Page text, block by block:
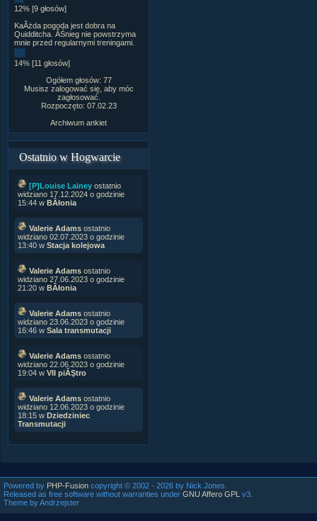
12% [9 głosów]
KaÂżda pogoda jest dobra na
Quidditcha. ÂŚnieg nie powstrzyma
mnie przed regularnymi treningami.
14% [11 głosów]
Ogółem głosów: 77
Musisz zalogować się, aby móc
zagłosować.
Rozpoczęto: 07.02.23
Archiwum ankiet
Ostatnio w Hogwarcie
[P]Louise Lainey ostatnio
widziano 17.12.2024 o godzinie
15:44 w BÂłonia
Valerie Adams ostatnio
widziano 02.07.2023 o godzinie
13:40 w Stacja kolejowa
Valerie Adams ostatnio
widziano 27.06.2023 o godzinie
21:20 w BÂłonia
Valerie Adams ostatnio
widziano 23.06.2023 o godzinie
16:46 w Sala transmutacji
Valerie Adams ostatnio
widziano 22.06.2023 o godzinie
19:04 w VII piĂŞtro
Valerie Adams ostatnio
widziano 12.06.2023 o godzinie
18:15 w Dziedziniec
Transmutacji
Powered by PHP-Fusion copyright © 2002 - 2026 by Nick Jones.
Released as free software without warranties under GNU Affero GPL
v3.
Theme by Andrzejster